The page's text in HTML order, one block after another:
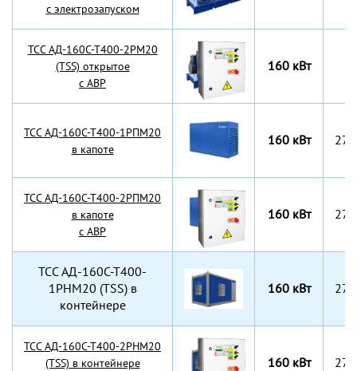
с электрозапуском
TCC АД-160С-Т400-2РМ20
(TSS) открытое
с АВР
160 кВт
TCC АД-160С-Т400-1РПМ20
в капоте
160 кВт
TCC АД-160С-Т400-2РПМ20
в капоте
с АВР
160 кВт
TCC АД-160С-Т400-
1РНМ20 (TSS) в
контейнере
160 кВт
TCC АД-160С-Т400-2РНМ20
(TSS) в контейнере
160 кВт